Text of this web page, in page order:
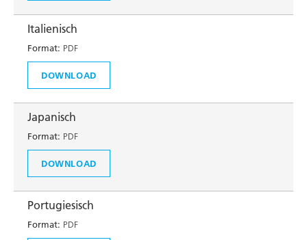
Italienisch
Format: PDF
DOWNLOAD
Japanisch
Format: PDF
DOWNLOAD
Portugiesisch
Format: PDF